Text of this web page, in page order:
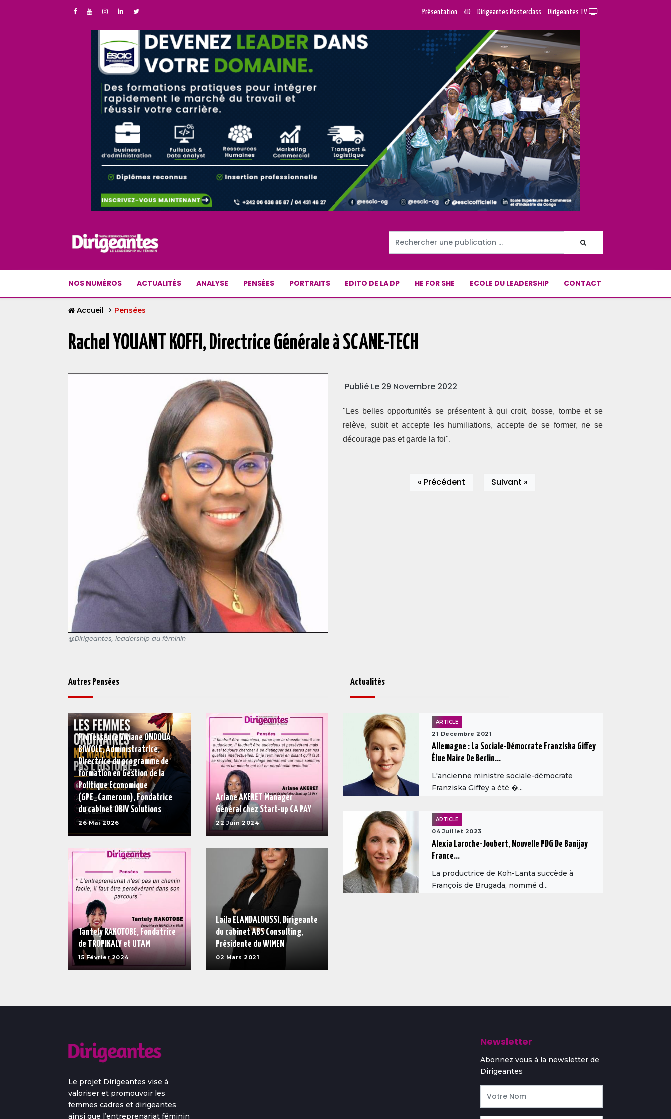
Présentation 4D Dirigeantes Masterclass Dirigeantes TV
NOS NUMÉROS ACTUALITÉS ANALYSE PENSÉES PORTRAITS EDITO DE LA DP HE FOR SHE ECOLE DU LEADERSHIP CONTACT
Accueil Pensées
Rachel YOUANT KOFFI, Directrice Générale à SCANE-TECH
@Dirigeantes, leadership au féminin
Publié Le 29 Novembre 2022
"Les belles opportunités se présentent à qui croit, bosse, tombe et se
relève, subit et accepte les humiliations, accepte de se former, ne se
décourage pas et garde la foi".
« Précédent Suivant »
Autres Pensées
Professeure Viviane ONDOUA
BIWOLE, Administratrice,
Directrice du programme de
formation en Gestion de la
Politique Economique
(GPE_Cameroun), Fondatrice
du cabinet OBIV Solutions
26 Mai 2026
Ariane AKERET Manager
Général chez Start-up CA PAY
22 Juin 2024
Tantely RAKOTOBE, Fondatrice
de TROPIKALY et UTAM
15 Février 2024
Laila ELANDALOUSSI, Dirigeante
du cabinet ABS Consulting,
Présidente du WIMEN
02 Mars 2021
Actualités
ARTICLE
21 Decembre 2021
Allemagne : La Sociale-Démocrate Franziska Giffey
Élue Maire De Berlin...
L'ancienne ministre sociale-démocrate
Franziska Giffey a été �...
ARTICLE
04 Juillet 2023
Alexia Laroche-Joubert, Nouvelle PDG De Banijay
France...
La productrice de Koh-Lanta succède à
François de Brugada, nommé d...
Le projet Dirigeantes vise à
valoriser et promouvoir les
femmes cadres et dirigeantes
ainsi que l’entreprenariat féminin
Newsletter
Abonnez vous à la newsletter de
Dirigeantes